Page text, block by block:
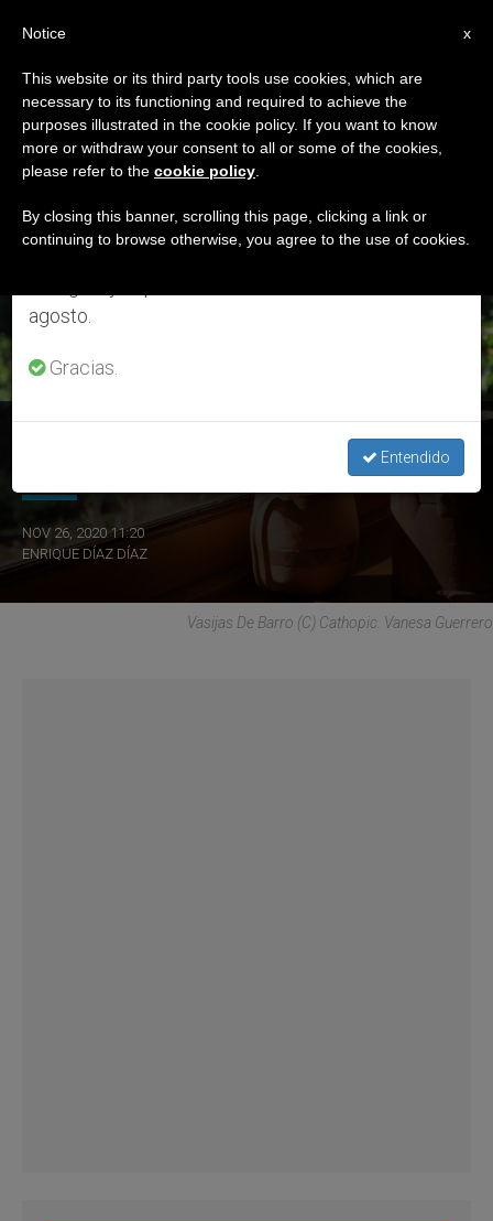
ETIQUETA
Posts Tagged ‘29 De
Noviembre De 2020’
ÚLTIMAS NOTICIAS
NOV 26, 2020 11:20
ENRIQUE DÍAZ DÍAZ
Vasijas De Barro (C) Cathopic. Vanesa Guerrero
×
Aviso importante
Del 27 de julio al 7 de agosto haremos la pausa
anual, aprovechando que en el periodo de verano
se generan menos informaciones y también el
agosto.
Gracias.
Entendido
x
Notice
This website or its third party tools use cookies, which are
necessary to its functioning and required to achieve the
purposes illustrated in the cookie policy. If you want to know
more or withdraw your consent to all or some of the cookies,
please refer to the cookie policy
By closing this banner, scrolling this page, clicking a link or
continuing to browse otherwise, you agree to the use of cookies.